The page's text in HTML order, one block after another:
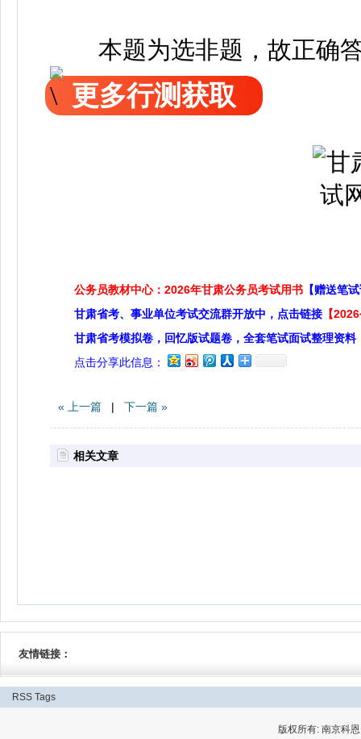
本题为选非题，故正确
更多行测获取
公务员教材中心：2026年甘肃公务员考试用书 【赠送笔
甘肃省考、事业单位考试交流群开放中，点击链接 【
甘肃省考模拟卷，回忆版试题卷，全套笔试面试整理资料
点击分享此信息：
« 上一篇 | 下一篇 »
相关文章
友情链接：
RSS Tags
版权所有: 南京科